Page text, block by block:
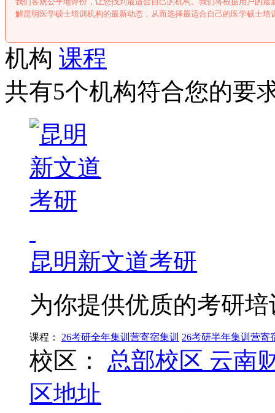
解昆明医学硕士培训机构的最新动态，从而选择最适合自己的医学硕士培
机构 课程
共有5个机构符合您的要
昆明新文道考研
为你提供优质的考研
课程： 26考研全年集训营寄宿集训 26考研半年集训营寄
校区： 总部校区 云南
区地址